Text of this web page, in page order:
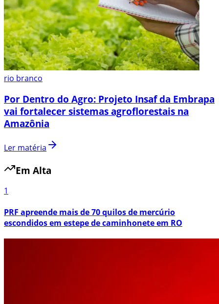
rio branco
Por Dentro do Agro: Projeto Insaf da Embrapa
vai fortalecer sistemas agroflorestais na
Amazônia
Ler matéria
Em Alta
1
PRF apreende mais de 70 quilos de mercúrio
escondidos em estepe de caminhonete em RO